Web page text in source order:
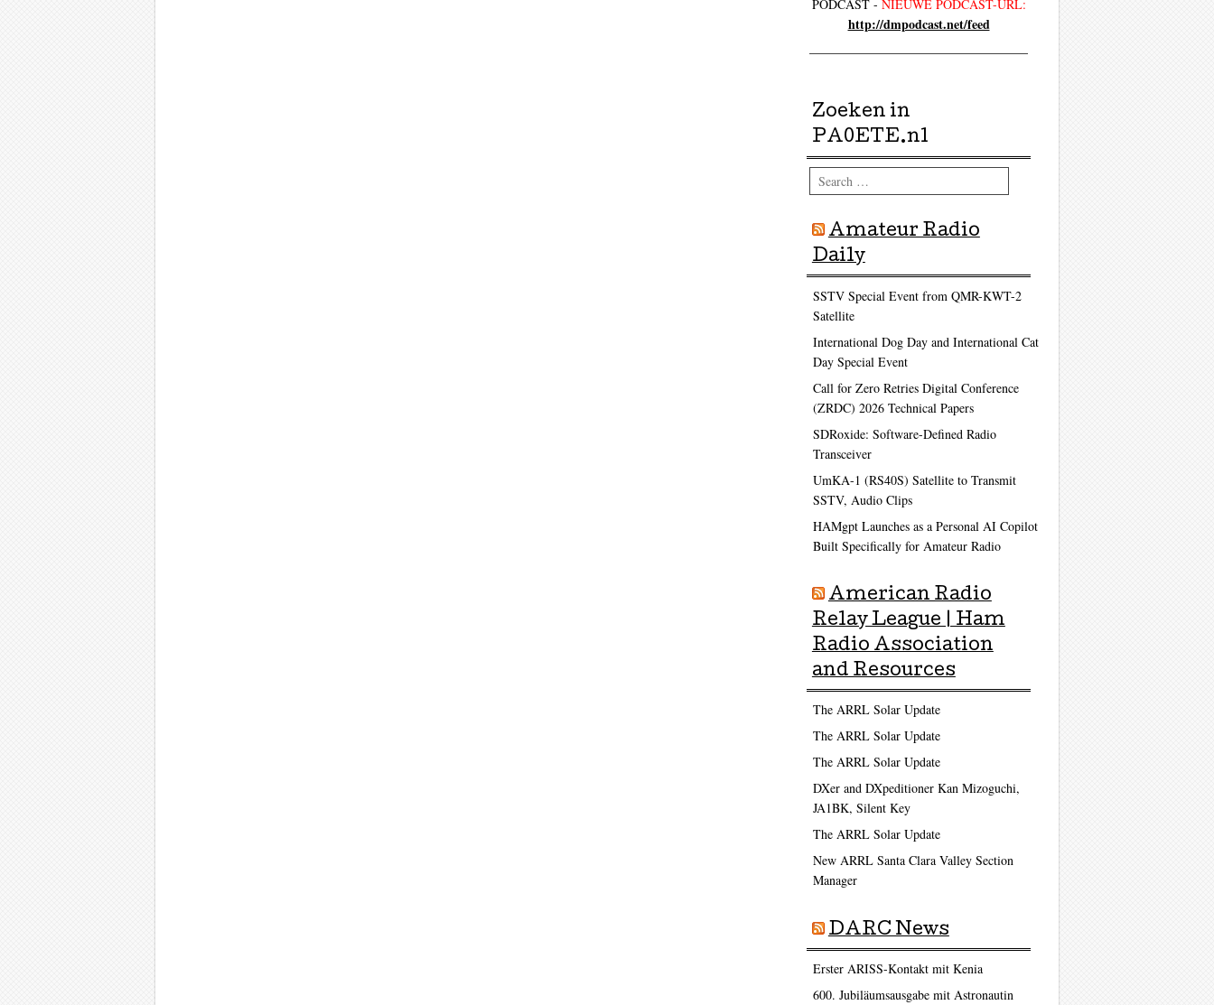
PODCAST - NIEUWE PODCAST-URL:
http://dmpodcast.net/feed
Zoeken in
PA0ETE.nl
Search
Amateur Radio
Daily
SSTV Special Event from QMR-KWT-2
Satellite
International Dog Day and International Cat
Day Special Event
Call for Zero Retries Digital Conference
(ZRDC) 2026 Technical Papers
SDRoxide: Software-Defined Radio
Transceiver
UmKA-1 (RS40S) Satellite to Transmit
SSTV, Audio Clips
HAMgpt Launches as a Personal AI Copilot
Built Specifically for Amateur Radio
American Radio
Relay League | Ham
Radio Association
and Resources
The ARRL Solar Update
The ARRL Solar Update
The ARRL Solar Update
DXer and DXpeditioner Kan Mizoguchi,
JA1BK, Silent Key
The ARRL Solar Update
New ARRL Santa Clara Valley Section
Manager
DARC News
Erster ARISS-Kontakt mit Kenia
600. Jubiläumsausgabe mit Astronautin